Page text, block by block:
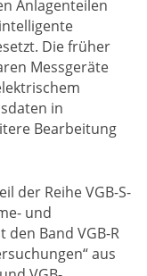
Anlagenteilen
Die früher
Messgeräte
in
Bearbeitung
der Reihe VGB-S-
und
Band VGB-R
aus